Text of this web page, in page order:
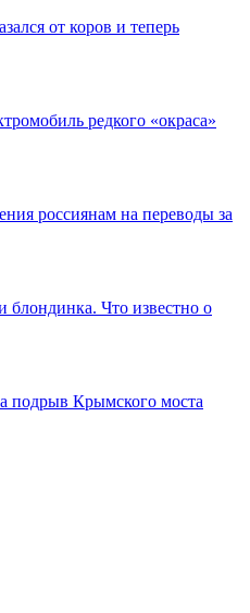
от коров и теперь
редкого «окраса»
россиянам на переводы за
блондинка. Что известно о
подрыв Крымского моста